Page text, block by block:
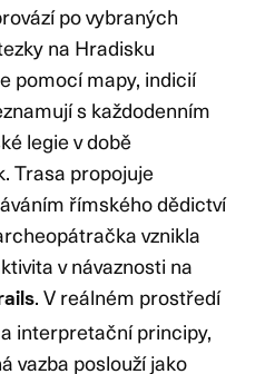
po vybraných
na Hradisku
pomocí mapy, indicií
s každodenním
legie v době
Trasa propojuje
římského dědictví
vznikla
v návaznosti na
. V reálném prostředí
interpretační principy,
vazba poslouží jako